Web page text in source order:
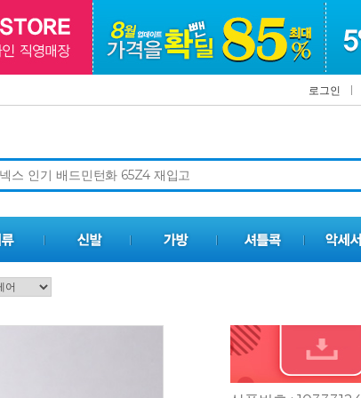
로그인